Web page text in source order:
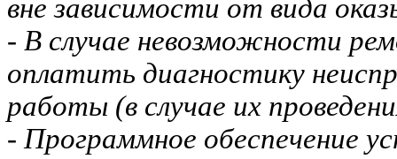
вне зависимости от вида
- В случае невозможности
оплатить диагностику
работы (в случае их
- Программное обеспечение